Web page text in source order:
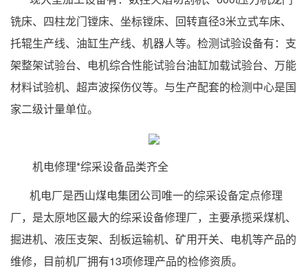
铣床、四柱龙门镗床、坐标镗床、回转直径3米立式车床、
托辊生产线、油缸生产线、机器人等。检测试验设备有：支
架整架试验台、电机综合性能试验台油缸加载试验台、万能
材料试验机、超声波探伤仪等。与生产配套的检测中心是国
家二级计量单位。
机电修理*综采设备品类齐全
机电厂是西山煤电集团公司唯一的综采设备定点修理
厂，是太原地区最大的综采设备修理厂，主要承揽采煤机、
掘进机、液压支架、刮板运输机、矿用开关、电机等产品的
维修，目前机厂拥有13项修理产品的检修资质。